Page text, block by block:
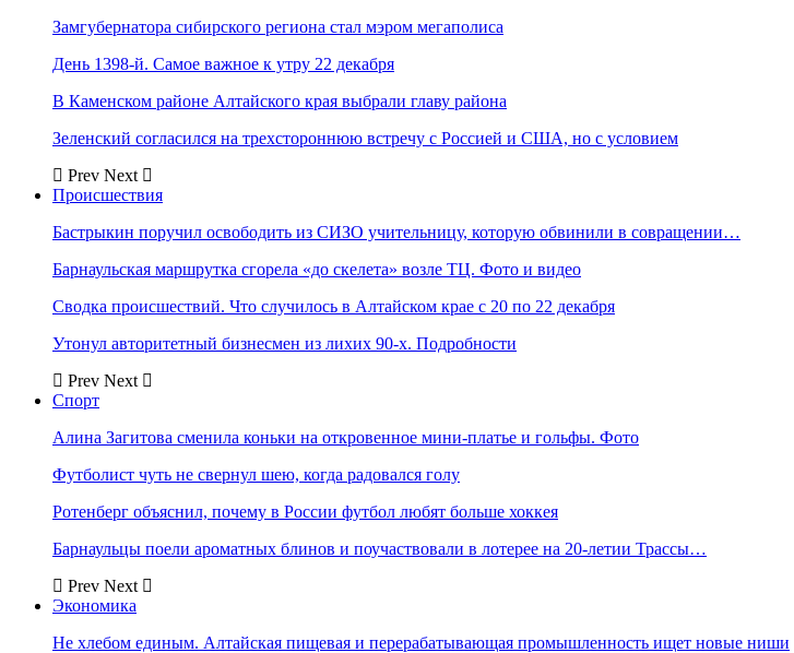
Замгубернатора сибирского региона стал мэром мегаполиса
День 1398-й. Самое важное к утру 22 декабря
В Каменском районе Алтайского края выбрали главу района
Зеленский согласился на трехстороннюю встречу с Россией и США, но с условием
Prev Next
Происшествия
Бастрыкин поручил освободить из СИЗО учительницу, которую обвинили в совращении…
Барнаульская маршрутка сгорела «до скелета» возле ТЦ. Фото и видео
Сводка происшествий. Что случилось в Алтайском крае с 20 по 22 декабря
Утонул авторитетный бизнесмен из лихих 90-х. Подробности
Prev Next
Спорт
Алина Загитова сменила коньки на откровенное мини-платье и гольфы. Фото
Футболист чуть не свернул шею, когда радовался голу
Ротенберг объяснил, почему в России футбол любят больше хоккея
Барнаульцы поели ароматных блинов и поучаствовали в лотерее на 20-летии Трассы…
Prev Next
Экономика
Не хлебом единым. Алтайская пищевая и перерабатывающая промышленность ищет новые ниши